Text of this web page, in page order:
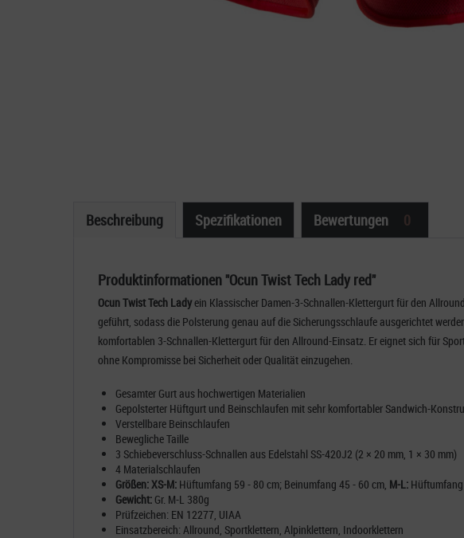
Beschreibung Spezifikationen Bewertungen 0
Produktinformationen "Ocun Twist Tech Lady red"
Ocun Twist Tech Ladyein Klassischer Damen-3-Schnallen-Klettergurt für den
geführt, sodass die Polsterung genau auf die Sicherungsschlaufe ausgerichtet
komfortablen 3-Schnallen-Klettergurt für den Allround-Einsatz. Er eignet sich für
ohne Kompromisse bei Sicherheit oder Qualität einzugehen.
Gesamter Gurt aus hochwertigen Materialien
Gepolsterter Hüftgurt und Beinschlaufen mit sehr komfortabler Sandwich-
Verstellbare Beinschlaufen
Bewegliche Taille
3 Schiebeverschluss-Schnallen aus Edelstahl SS-420J2 (2 × 20 mm, 1 × 30 mm)
4 Materialschlaufen
Größen: XS-M: Hüftumfang 59 - 80 cm; Beinumfang 45 - 60 cm, M-L:
Gewicht: Gr. M-L 380g
Prüfzeichen: EN 12277, UIAA
Einsatzbereich: Allround, Sportklettern, Alpinklettern, Indoorklettern